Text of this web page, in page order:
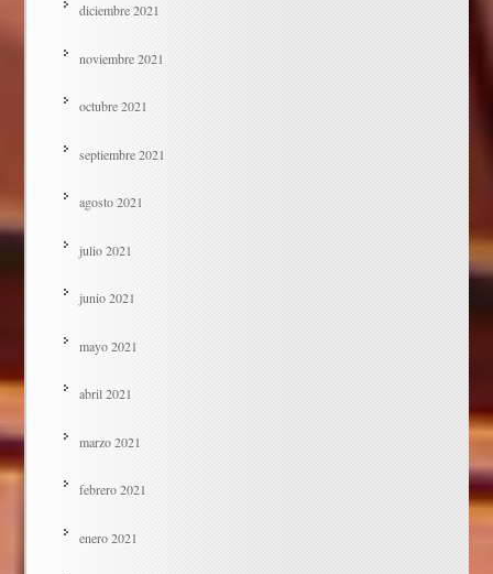
diciembre 2021
noviembre 2021
octubre 2021
septiembre 2021
agosto 2021
julio 2021
junio 2021
mayo 2021
abril 2021
marzo 2021
febrero 2021
enero 2021